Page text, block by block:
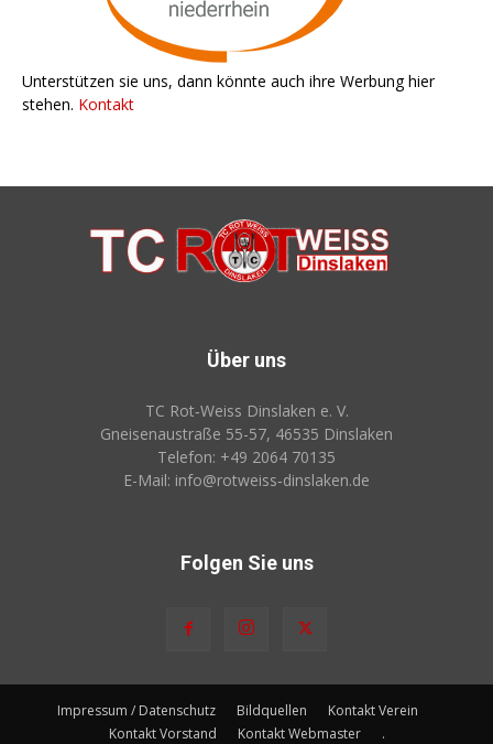
Unterstützen sie uns, dann könnte auch ihre Werbung hier
stehen. Kontakt
Über uns
TC Rot‑Weiss Dinslaken e. V.
Gneisenaustraße 55-57, 46535 Dinslaken
Telefon: +49 2064 70135
E-Mail: info@rotweiss‑dinslaken.de
Folgen Sie uns
Impressum / Datenschutz Bildquellen
Kontakt Verein
Kontakt Vorstand
Kontakt Webmaster .